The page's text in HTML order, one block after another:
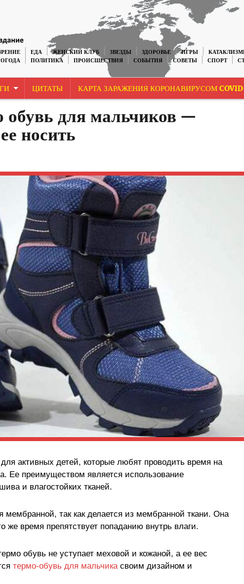
ЕДА ЖЕНСКИЙ КЛУБ ЗВЕЗДЫ ЗДОРОВЬЕ ИГРЫ
ПОЛИТИКА ПРОИСШЕСТВИЯ СОБЫТИЯ СОВЕТЫ СПОРТ
ЦИТАТЫ КАРТА ЗАРАЖЕНИЯ КОРОНАВИРУСОМ
для мальчиков —
носить
активных детей, которые любят проводить время на
Ее преимуществом является использование
и влагостойких тканей.
мембранной, так как делается из мембранной ткани. Она
же время препятствует попаданию внутрь влаги.
обувь не уступает меховой и кожаной, а ее вес
термо-обувь для мальчикасвоим дизайном и